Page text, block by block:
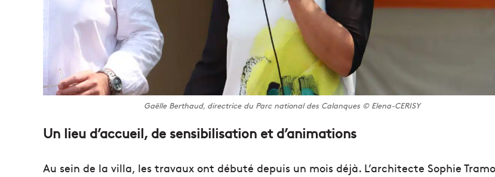
Gaëlle Berthaud, directrice du Parc national des Calanques © Elena-CERISY
Un lieu d’accueil, de sensibilisation et d’animations
Au sein de la villa, les travaux ont débuté depuis un mois déjà. L’architecte Sophie